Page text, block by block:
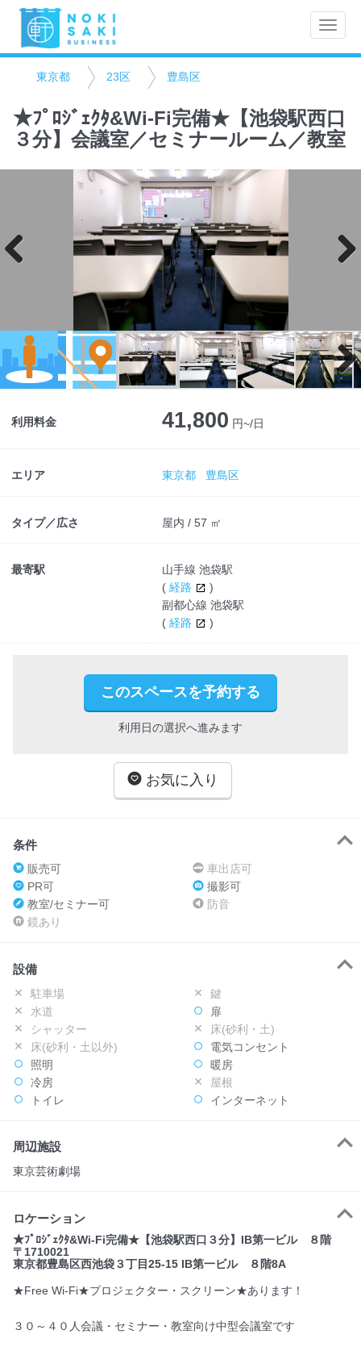
Toggle
東京都 23区 豊島区
★ﾌﾟﾛｼﾞｪｸﾀ&Wi-Fi完備★【池袋駅西口
３分】会議室／セミナールーム／教室
Next
利用料金 41,800 円~/日
エリア 東京都 豊島区
タイプ／広さ 屋内 / 57 ㎡
最寄駅
山手線 池袋駅
( 経路
)
副都心線 池袋駅
( 経路 )
このスペースを予約する
利用日の選択へ進みます
お気に入り
条件
販売可
車出店可
PR可
撮影可
教室/セミナー可
防音
鏡あり
設備
駐車場
鍵
水道
扉
シャッター
床(砂利・土)
床(砂利・土以外)
電気コンセント
照明
暖房
冷房
屋根
トイレ
インターネット
周辺施設
東京芸術劇場
ロケーション
★ﾌﾟﾛｼﾞｪｸﾀ&Wi-Fi完備★【池袋駅西口３分】IB第一ビル ８階
〒1710021
東京都豊島区西池袋３丁目25-15 IB第一ビル ８階8A
★Free Wi-Fi★プロジェクター・スクリーン★あります！
３０～４０人会議・セミナー・教室向け中型会議室です